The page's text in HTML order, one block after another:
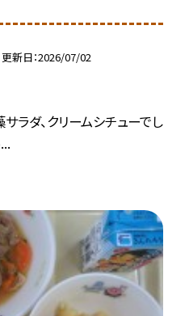
更新日 2026/07/02
ラダ、クリームシチューでし